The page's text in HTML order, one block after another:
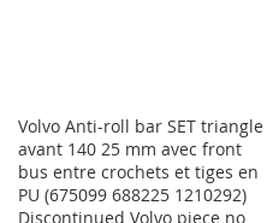
Volvo Anti-roll bar SET triangle
avant 140 25 mm avec front
bus entre crochets et tiges en
PU (675099 688225 1210292)
Discontinued Volvo piece no